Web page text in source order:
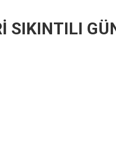
SIKINTILI